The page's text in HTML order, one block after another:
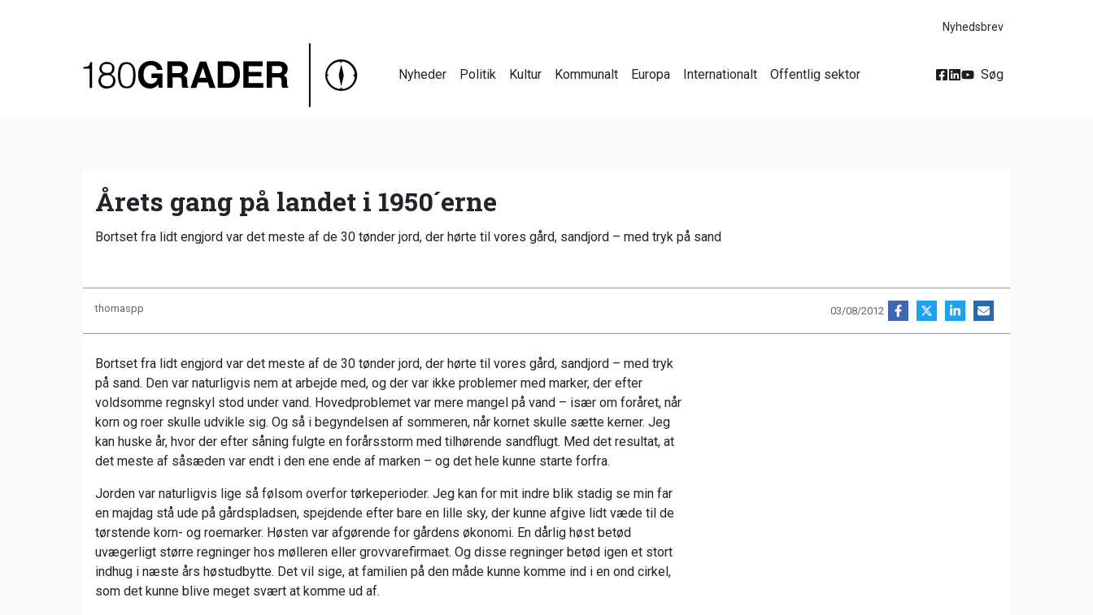
Nyhedsbrev
Nyheder Politik Kultur Kommunalt Europa Internationalt Offentlig sektor Søg
Årets gang på landet i 1950´erne
Bortset fra lidt engjord var det meste af de 30 tønder jord, der hørte til vores gård, sandjord – med tryk på sand
thomaspp 03/08/2012
Bortset fra lidt engjord var det meste af de 30 tønder jord, der hørte til vores gård, sandjord – med tryk
på sand. Den var naturligvis nem at arbejde med, og der var ikke problemer med marker, der efter
voldsomme regnskyl stod under vand. Hovedproblemet var mere mangel på vand – især om foråret, når
korn og roer skulle udvikle sig. Og så i begyndelsen af sommeren, når kornet skulle sætte kerner. Jeg
kan huske år, hvor der efter såning fulgte en forårsstorm med tilhørende sandflugt. Med det resultat, at
det meste af såsæden var endt i den ene ende af marken – og det hele kunne starte forfra.
Jorden var naturligvis lige så følsom overfor tørkeperioder. Jeg kan for mit indre blik stadig se min far
en majdag stå ude på gårdspladsen, spejdende efter bare en lille sky, der kunne afgive lidt væde til de
tørstende korn- og roemarker. Høsten var afgørende for gårdens økonomi. En dårlig høst betød
uvægerligt større regninger hos mølleren eller grovvarefirmaet. Og disse regninger betød igen et stort
indhug i næste års høstudbytte. Det vil sige, at familien på den måde kunne komme ind i en ond cirkel,
som det kunne blive meget svært at komme ud af.